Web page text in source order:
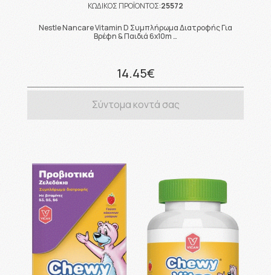
ΚΩΔΙΚΟΣ ΠΡΟΪΟΝΤΟΣ:25572
Nestle Nancare Vitamin D Συμπλήρωμα Διατροφής Για
Βρέφη & Παιδιά 6x10m …
14.45€
Σύντομα κοντά σας